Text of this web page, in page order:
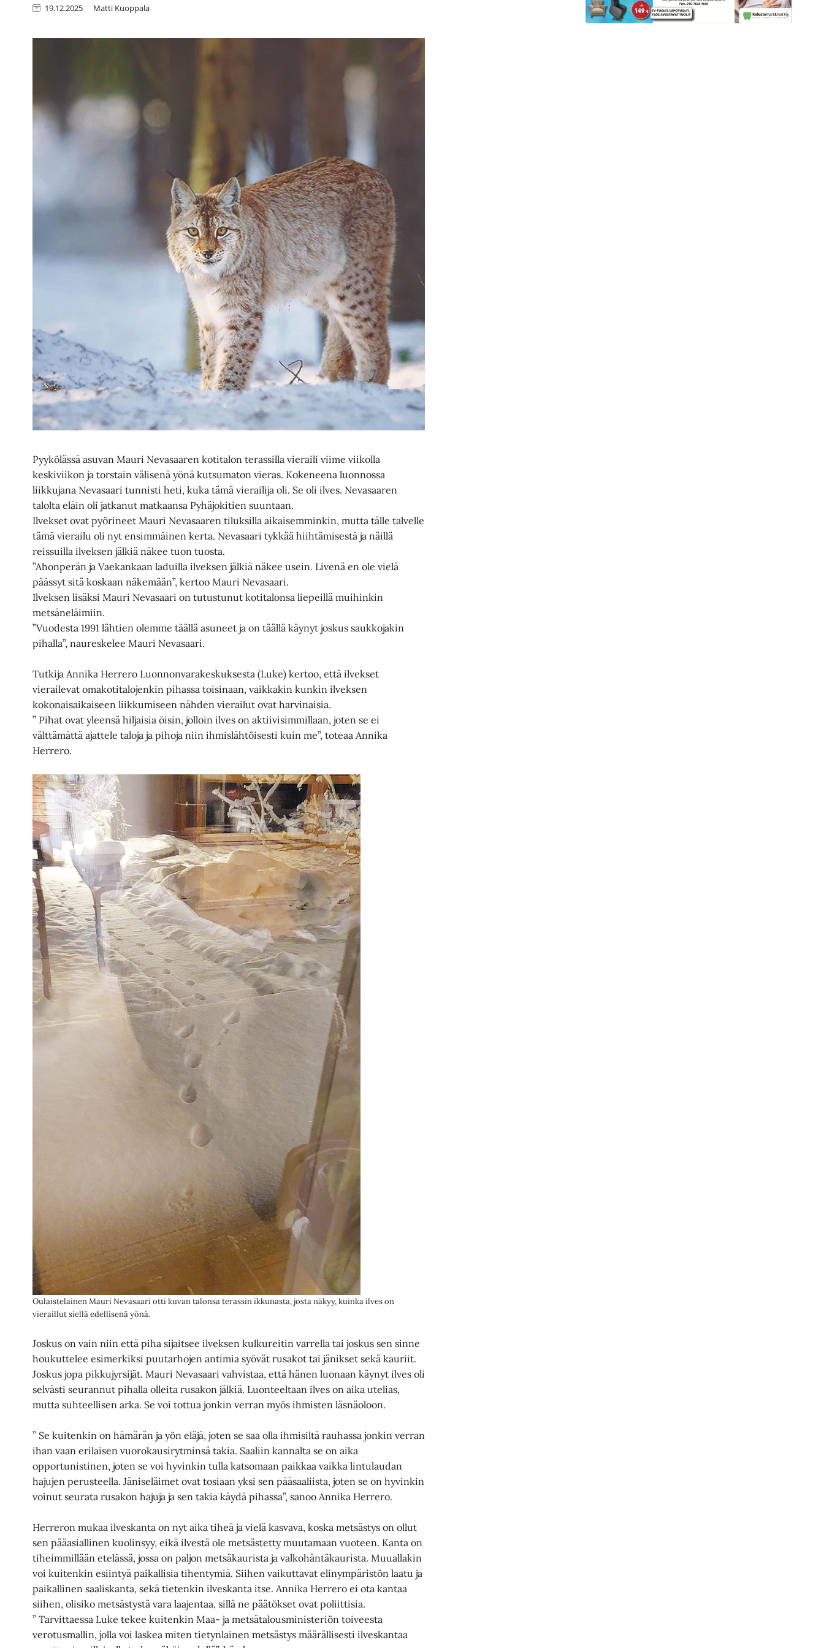
19.12.2025 Matti Kuoppala
Pyykölässä asuvan Mauri Nevasaaren kotitalon terassilla vieraili viime viikolla
keskiviikon ja torstain välisenä yönä kutsumaton vieras. Kokeneena luonnossa
liikkujana Nevasaari tunnisti heti, kuka tämä vierailija oli. Se oli ilves. Nevasaaren
talolta eläin oli jatkanut matkaansa Pyhäjokitien suuntaan.
Ilvekset ovat pyörineet Mauri Nevasaaren tiluksilla aikaisemminkin, mutta tälle talvelle
tämä vierailu oli nyt ensimmäinen kerta. Nevasaari tykkää hiihtämisestä ja näillä
reissuilla ilveksen jälkiä näkee tuon tuosta.
”Ahonperän ja Vaekankaan laduilla ilveksen jälkiä näkee usein. Livenä en ole vielä
päässyt sitä koskaan näkemään”, kertoo Mauri Nevasaari.
Ilveksen lisäksi Mauri Nevasaari on tutustunut kotitalonsa liepeillä muihinkin
metsäneläimiin.
”Vuodesta 1991 lähtien olemme täällä asuneet ja on täällä käynyt joskus saukkojakin
pihalla”, naureskelee Mauri Nevasaari.
Tutkija Annika Herrero Luonnonvarakeskuksesta (Luke) kertoo, että ilvekset
vierailevat omakotitalojenkin pihassa toisinaan, vaikkakin kunkin ilveksen
kokonaisaikaiseen liikkumiseen nähden vierailut ovat harvinaisia.
” Pihat ovat yleensä hiljaisia öisin, jolloin ilves on aktiivisimmillaan, joten se ei
välttämättä ajattele taloja ja pihoja niin ihmislähtöisesti kuin me”, toteaa Annika
Herrero.
Oulaistelainen Mauri Nevasaari otti kuvan talonsa terassin ikkunasta, josta näkyy, kuinka ilves on
vieraillut siellä edellisenä yönä.
Joskus on vain niin että piha sijaitsee ilveksen kulkureitin varrella tai joskus sen sinne
houkuttelee esimerkiksi puutarhojen antimia syövät rusakot tai jänikset sekä kauriit.
Joskus jopa pikkujyrsijät. Mauri Nevasaari vahvistaa, että hänen luonaan käynyt ilves oli
selvästi seurannut pihalla olleita rusakon jälkiä. Luonteeltaan ilves on aika utelias,
mutta suhteellisen arka. Se voi tottua jonkin verran myös ihmisten läsnäoloon.
” Se kuitenkin on hämärän ja yön eläjä, joten se saa olla ihmisiltä rauhassa jonkin verran
ihan vaan erilaisen vuorokausirytminsä takia. Saaliin kannalta se on aika
opportunistinen, joten se voi hyvinkin tulla katsomaan paikkaa vaikka lintulaudan
hajujen perusteella. Jäniseläimet ovat tosiaan yksi sen pääsaaliista, joten se on hyvinkin
voinut seurata rusakon hajuja ja sen takia käydä pihassa”, sanoo Annika Herrero.
Herreron mukaa ilveskanta on nyt aika tiheä ja vielä kasvava, koska metsästys on ollut
sen pääasiallinen kuolinsyy, eikä ilvestä ole metsästetty muutamaan vuoteen. Kanta on
tiheimmillään etelässä, jossa on paljon metsäkaurista ja valkohäntäkaurista. Muuallakin
voi kuitenkin esiintyä paikallisia tihentymiä. Siihen vaikuttavat elinympäristön laatu ja
paikallinen saaliskanta, sekä tietenkin ilveskanta itse. Annika Herrero ei ota kantaa
siihen, olisiko metsästystä vara laajentaa, sillä ne päätökset ovat poliittisia.
” Tarvittaessa Luke tekee kuitenkin Maa- ja metsätalousministeriön toiveesta
verotusmallin, jolla voi laskea miten tietynlainen metsästys määrällisesti ilveskantaa